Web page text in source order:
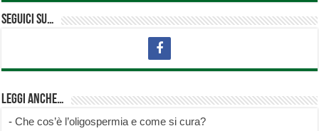
Seguici su…
Leggi anche…
-Che cos’è l’oligospermia e come si cura?